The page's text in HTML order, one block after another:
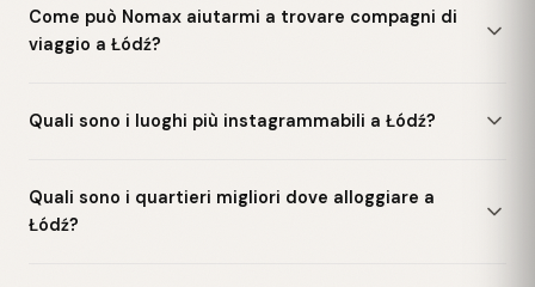
Come può Nomax aiutarmi a trovare compagni di
viaggio a Łódź?
Quali sono i luoghi più instagrammabili a Łódź?
Quali sono i quartieri migliori dove alloggiare a
Łódź?